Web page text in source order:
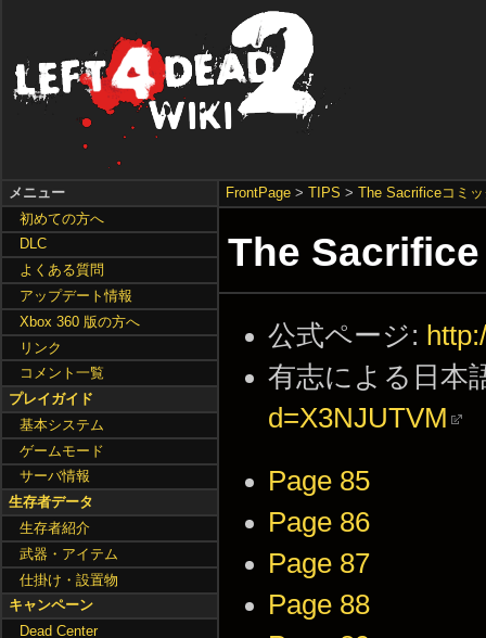
FrontPage >TIPS >The Sacrificeコミ
The
公式ページ:
有志による日本
d=X3NJUTVM
Page 85
Page 86
Page 87
Page 88
メニュー
初めての方へ
DLC
よくある質問
アップデート情報
Xbox 360 版の方へ
リンク
コメント一覧
プレイガイド
基本システム
ゲームモード
サーバ情報
生存者データ
生存者紹介
武器・アイテム
仕掛け・設置物
キャンペーン
Dead Center